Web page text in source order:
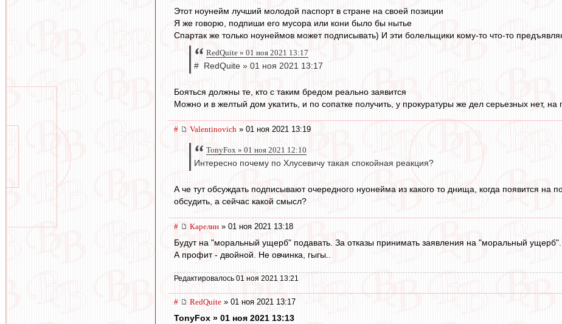
Этот ноунейм лучший молодой паспорт в стране на своей позиции
Я же говорю, подпиши его мусора или кони было бы нытье
Спартак же только ноунеймов может подписывать) И эти болельщики кому-то что-то
RedQuite » 01 ноя 2021 13:17
# RedQuite » 01 ноя 2021 13:17
Бояться должны те, кто с таким бредом реально заявится
Можно и в желтый дом укатить, и по сопатке получить, у прокуратуры же дел серьезных нет,
# Valentinovich » 01 ноя 2021 13:19
TonyFox » 01 ноя 2021 12:10
Интересно почему по Хлусевичу такая спокойная реакция?
А че тут обсуждать подписывают очередного нуонейма из какого то днища, когда появится на
обсудить, а сейчас какой смысл?
# Карелин » 01 ноя 2021 13:18
Будут на "моральный ущерб" подавать. За отказы принимать заявления на "моральный ущерб".
А профит - двойной. Не овчинка, гыгы..
Редактировалось 01 ноя 2021 13:21
# RedQuite » 01 ноя 2021 13:17
TonyFox » 01 ноя 2021 13:13